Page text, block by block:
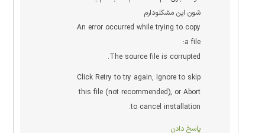
شون این مشکلودارم
An error occurred while trying to copy
a file:
The source file is corrupted.
Click Retry to try again, Ignore to skip
this file (not recommended), or Abort
to cancel installation.
پاسخ دادن